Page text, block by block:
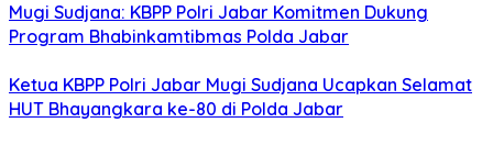
Mugi Sudjana: KBPP Polri Jabar Komitmen Dukung
Program Bhabinkamtibmas Polda Jabar
Ketua KBPP Polri Jabar Mugi Sudjana Ucapkan Selamat
HUT Bhayangkara ke-80 di Polda Jabar